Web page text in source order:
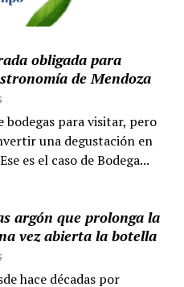
obligada para
de Mendoza
bodegas para visitar, pero
una degustación en
es el caso de Bodega...
argón que prolonga la
vez abierta la botella
hace décadas por